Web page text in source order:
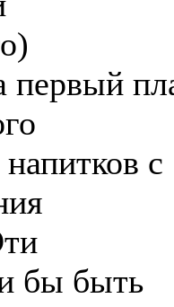
первый
с
бы быть